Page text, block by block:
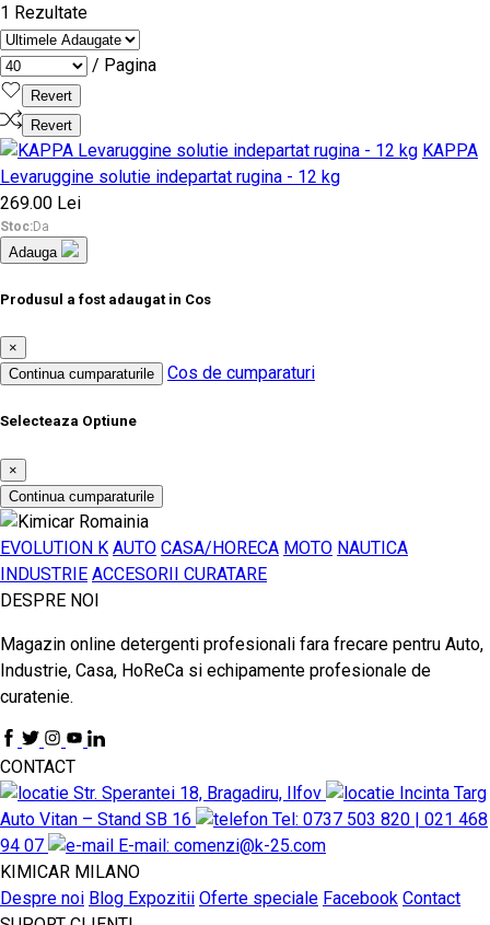
1 Rezultate
/ Pagina
Revert
Revert
KAPPA
Levaruggine solutie indepartat rugina - 12 kg
269.00 Lei
Stoc:Da
Adauga
Produsul a fost adaugat in Cos
×
Continua cumparaturile
Cos de cumparaturi
Selecteaza Optiune
×
Continua cumparaturile
EVOLUTION K AUTO CASA/HORECA MOTO NAUTICA
INDUSTRIE ACCESORII CURATARE
DESPRE NOI
Magazin online detergenti profesionali fara frecare pentru Auto,
Industrie, Casa, HoReCa si echipamente profesionale de
curatenie.
CONTACT
Str. Sperantei 18, Bragadiru, Ilfov
Incinta Targ
Auto Vitan – Stand SB 16
Tel: 0737 503 820 | 021 468
94 07
E-mail: comenzi@k-25.com
KIMICAR MILANO
Despre noi Blog Expozitii Oferte speciale Facebook Contact